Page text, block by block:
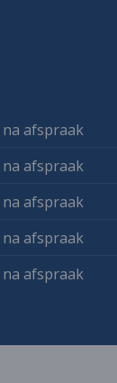
na afspraak
na afspraak
na afspraak
na afspraak
na afspraak